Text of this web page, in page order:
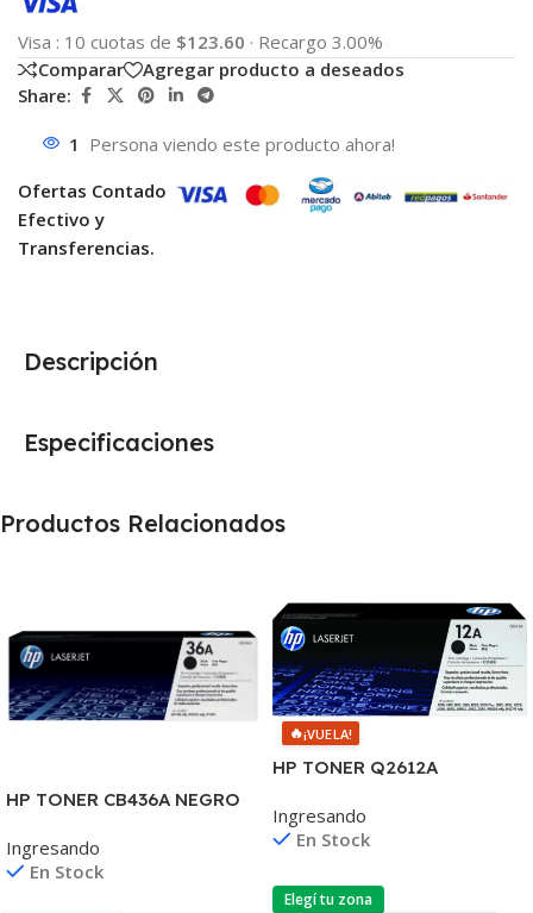
Visa : 10 cuotas de $123.60 · Recargo 3.00%
Comparar
Agregar producto a deseados
Share:
1 Persona viendo este producto ahora!
Ofertas Contado
Efectivo y
Transferencias.
Descripción
Especificaciones
Productos Relacionados
HP TONER CB436A NEGRO
2.000 COPIAS
Ingresando
En Stock
🔥¡VUELA!
HP TONER Q2612A
3015/30/50 MFC1005/1319
Ingresando
En Stock
Elegí tu zona